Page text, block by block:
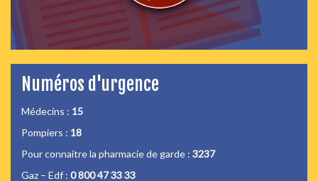
Numéros d'urgence
Médecins : 15
Pompiers : 18
Pour connaitre la pharmacie de garde : 3237
Gaz – Edf : 0 800 47 33 33